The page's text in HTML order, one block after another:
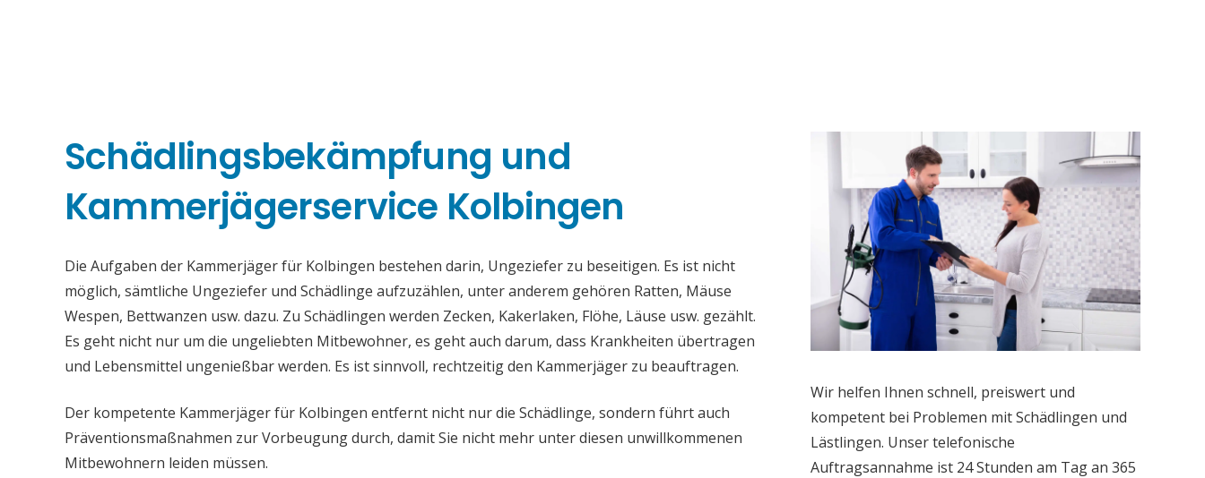
Schädlingsbekämpfung und
Kammerjägerservice Kolbingen
Die Aufgaben der Kammerjäger für Kolbingen bestehen darin, Ungeziefer zu beseitigen. Es ist nicht
möglich, sämtliche Ungeziefer und Schädlinge aufzuzählen, unter anderem gehören Ratten, Mäuse
Wespen, Bettwanzen usw. dazu. Zu Schädlingen werden Zecken, Kakerlaken, Flöhe, Läuse usw. gezählt.
Es geht nicht nur um die ungeliebten Mitbewohner, es geht auch darum, dass Krankheiten übertragen
und Lebensmittel ungenießbar werden. Es ist sinnvoll, rechtzeitig den Kammerjäger zu beauftragen.
Der kompetente Kammerjäger für Kolbingen entfernt nicht nur die Schädlinge, sondern führt auch
Präventionsmaßnahmen zur Vorbeugung durch, damit Sie nicht mehr unter diesen unwillkommenen
Mitbewohnern leiden müssen.
Wir helfen Ihnen schnell, preiswert und
kompetent bei Problemen mit Schädlingen und
Lästlingen. Unser telefonische
Auftragsannahme ist 24 Stunden am Tag an 365